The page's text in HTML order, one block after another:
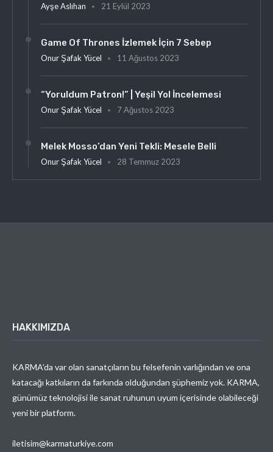
Ayşe Aslıhan 21 Eylül 2023
Game Of Thrones İzlemek İçin 7 Sebep
Onur Şafak Yücel 11 Ağustos 2023
“Yoruldum Patron!” | Yeşil Yol İncelemesi
Onur Şafak Yücel 7 Ağustos 2023
Melek Mosso’dan Yeni Tekli: Mesele Belli
Onur Şafak Yücel 28 Temmuz 2023
HAKKIMIZDA
KARMA’da var olan sanatçıların bu felsefenin varlığından ve ona
katacağı katkıların da farkında olduğundan şüphemiz yok. KARMA,
günümüz teknolojisi ile sanat ruhunun uyum içerisinde olabileceği
yeni bir platform.
iletisim@karmaturkiye.com